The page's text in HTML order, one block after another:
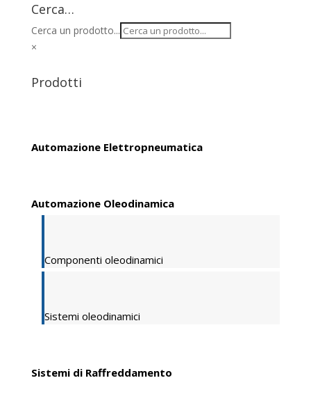
Cerca…
Cerca un prodotto...
×
Prodotti
Automazione Elettropneumatica
Automazione Oleodinamica
Componenti oleodinamici
Sistemi oleodinamici
Sistemi di Raffreddamento